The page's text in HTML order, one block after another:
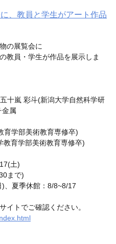
、教員と学生がアート作品
の展覧会に
教員・学生が作品を展示しま
十嵐 彩斗(新潟大学自然科学研
金属
育学部美術教育専修卒)
教育学部美術教育専修卒)
土)
まで)
、夏季休館：8/8~8/17
イトでご確認ください。